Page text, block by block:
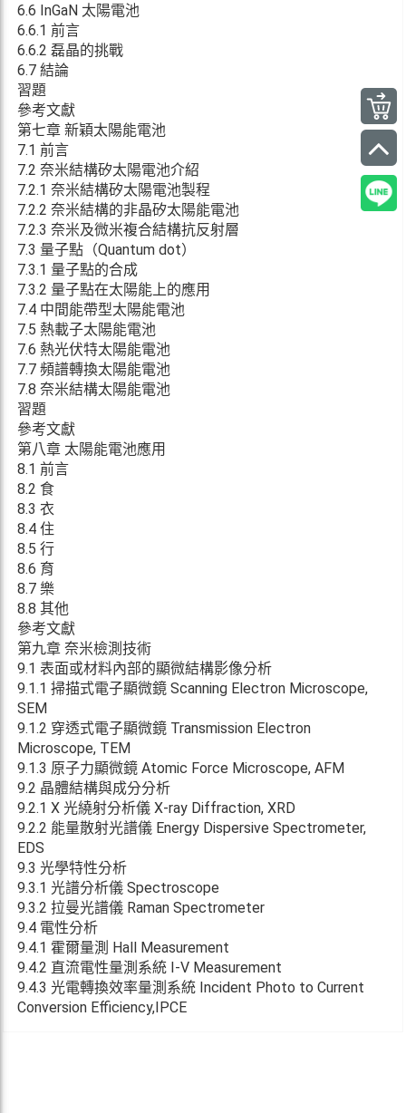
6.6 InGaN 太陽電池
6.6.1 前言
6.6.2 磊晶的挑戰
6.7 結論
習題
參考文獻
第七章 新穎太陽能電池
7.1 前言
7.2 奈米結構矽太陽電池介紹
7.2.1 奈米結構矽太陽電池製程
7.2.2 奈米結構的非晶矽太陽能電池
7.2.3 奈米及微米複合結構抗反射層
7.3 量子點（Quantum dot）
7.3.1 量子點的合成
7.3.2 量子點在太陽能上的應用
7.4 中間能帶型太陽能電池
7.5 熱載子太陽能電池
7.6 熱光伏特太陽能電池
7.7 頻譜轉換太陽能電池
7.8 奈米結構太陽能電池
習題
參考文獻
第八章 太陽能電池應用
8.1 前言
8.2 食
8.3 衣
8.4 住
8.5 行
8.6 育
8.7 樂
8.8 其他
參考文獻
第九章 奈米檢測技術
9.1 表面或材料內部的顯微結構影像分析
9.1.1 掃描式電子顯微鏡 Scanning Electron Microscope,
SEM
9.1.2 穿透式電子顯微鏡 Transmission Electron
Microscope, TEM
9.1.3 原子力顯微鏡 Atomic Force Microscope, AFM
9.2 晶體結構與成分分析
9.2.1 X 光繞射分析儀 X-ray Diffraction, XRD
9.2.2 能量散射光譜儀 Energy Dispersive Spectrometer,
EDS
9.3 光學特性分析
9.3.1 光譜分析儀 Spectroscope
9.3.2 拉曼光譜儀 Raman Spectrometer
9.4 電性分析
9.4.1 霍爾量測 Hall Measurement
9.4.2 直流電性量測系統 I-V Measurement
9.4.3 光電轉換效率量測系統 Incident Photo to Current
Conversion Efficiency,IPCE